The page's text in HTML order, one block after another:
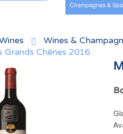
Champagnes &
Wines &
Grands Chênes 2016